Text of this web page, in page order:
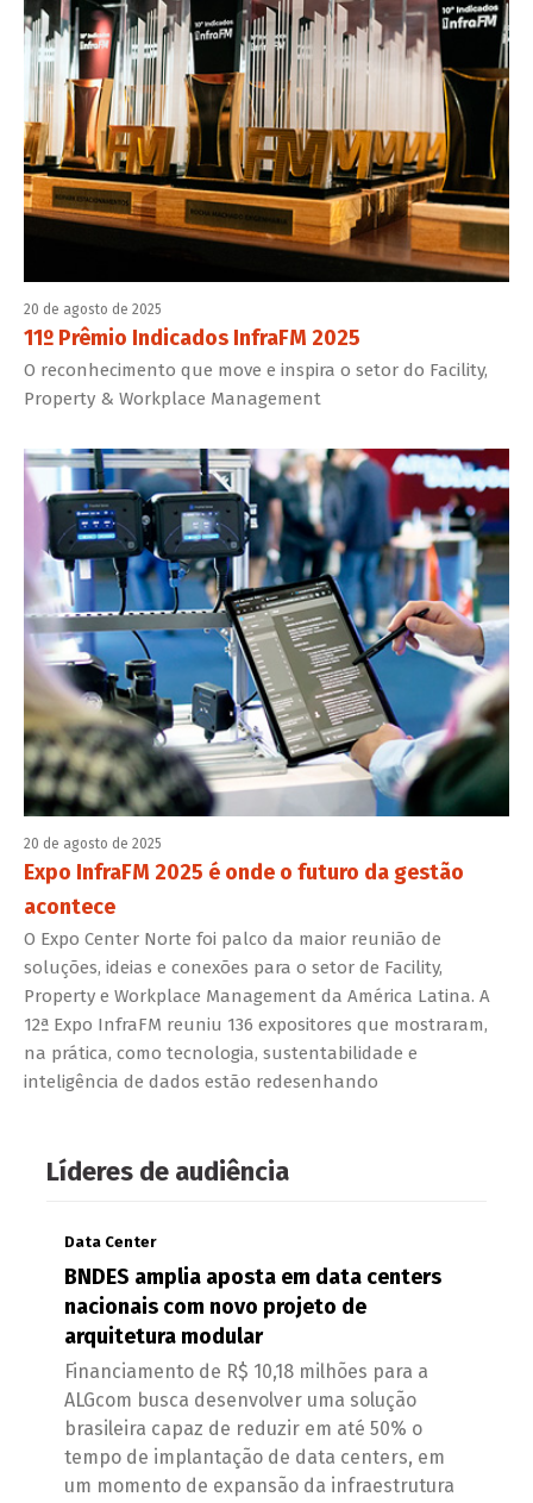
20 de agosto de 2025
11º Prêmio Indicados InfraFM 2025
O reconhecimento que move e inspira o setor do Facility,
Property & Workplace Management
20 de agosto de 2025
Expo InfraFM 2025 é onde o futuro da gestão
acontece
O Expo Center Norte foi palco da maior reunião de
soluções, ideias e conexões para o setor de Facility,
Property e Workplace Management da América Latina. A
12ª Expo InfraFM reuniu 136 expositores que mostraram,
na prática, como tecnologia, sustentabilidade e
inteligência de dados estão redesenhando
Líderes de audiência
Data Center
BNDES amplia aposta em data centers
nacionais com novo projeto de
arquitetura modular
Financiamento de R$ 10,18 milhões para a
ALGcom busca desenvolver uma solução
brasileira capaz de reduzir em até 50% o
tempo de implantação de data centers, em
um momento de expansão da infraestrutura